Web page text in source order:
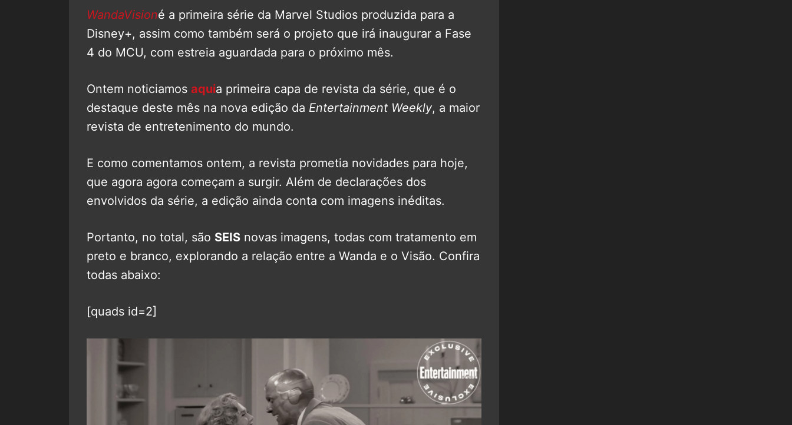
WandaVisioné a primeira série da Marvel Studios produzida para a
Disney+, assim como também será o projeto que irá inaugurar a Fase
4 do MCU, com estreia aguardada para o próximo mês.
Ontem noticiamos aquia primeira capa de revista da série, que é o
destaque deste mês na nova edição da Entertainment Weekly, a maior
revista de entretenimento do mundo.
E como comentamos ontem, a revista prometia novidades para hoje,
que agora agora começam a surgir. Além de declarações dos
envolvidos da série, a edição ainda conta com imagens inéditas.
Portanto, no total, são SEIS novas imagens, todas com tratamento em
preto e branco, explorando a relação entre a Wanda e o Visão. Confira
todas abaixo:
[quads id=2]